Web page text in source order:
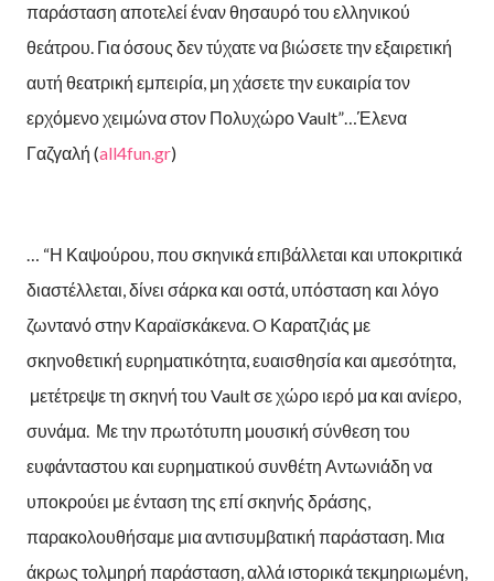
παράσταση αποτελεί έναν θησαυρό του ελληνικού
θεάτρου. Για όσους δεν τύχατε να βιώσετε την εξαιρετική
αυτή θεατρική εμπειρία, μη χάσετε την ευκαιρία τον
ερχόμενο χειμώνα στον Πολυχώρο Vault”…Έλενα
Γαζγαλή (all4fun.gr)
… “Η Καψούρου, που σκηνικά επιβάλλεται και υποκριτικά
διαστέλλεται, δίνει σάρκα και οστά, υπόσταση και λόγο
ζωντανό στην Καραϊσκάκενα. O Καρατζιάς με
σκηνοθετική ευρηματικότητα, ευαισθησία και αμεσότητα,
μετέτρεψε τη σκηνή του Vault σε χώρο ιερό μα και ανίερο,
συνάμα. Με την πρωτότυπη μουσική σύνθεση του
ευφάνταστου και ευρηματικού συνθέτη Αντωνιάδη να
υποκρούει με ένταση της επί σκηνής δράσης,
παρακολουθήσαμε μια αντισυμβατική παράσταση. Μια
άκρως τολμηρή παράσταση, αλλά ιστορικά τεκμηριωμένη,